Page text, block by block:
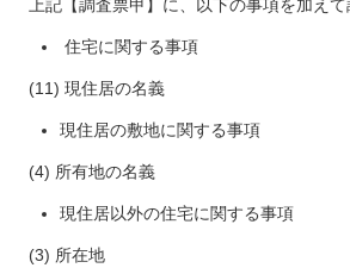
上記【調査票甲】に、以下の事項を加えて
住宅に関する事項
(11) 現住居の名義
現住居の敷地に関する事項
(4) 所有地の名義
現住居以外の住宅に関する事項
(3) 所在地